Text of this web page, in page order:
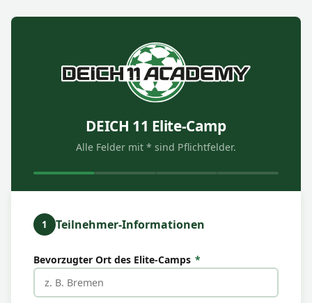
DEICH 11 Elite-Camp
Alle Felder mit * sind Pflichtfelder.
1 Teilnehmer-Informationen
Bevorzugter Ort des Elite-Camps *